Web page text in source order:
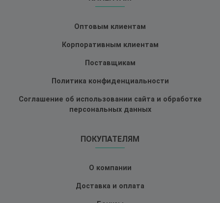
Оптовым клиентам
Корпоративным клиентам
Поставщикам
Политика конфиденциальности
Соглашение об использовании сайта и обработке
персональных данных
ПОКУПАТЕЛЯМ
О компании
Доставка и оплата